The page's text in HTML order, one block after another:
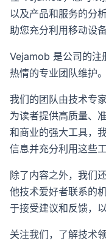
以及产品和服务的分
助您充分利用移动设
Vejamob 是公司的注
热情的专业团队维护
我们的团队由技术专
为读者提供高质量、
和商业的强大工具，
信息并充分利用这些工
除了内容之外，我们
他技术爱好者联系的
于接受建议和反馈，
关注我们，了解技术